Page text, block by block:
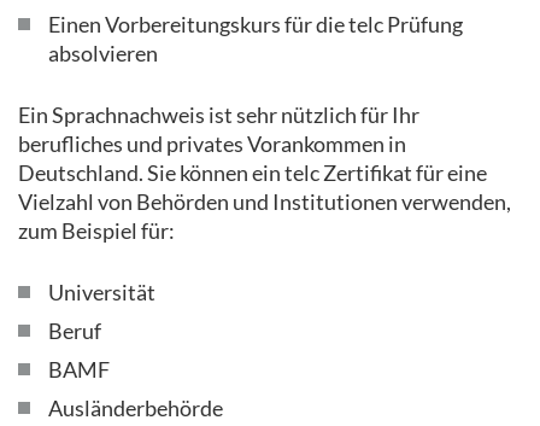
Einen Vorbereitungskurs für die telc Prüfung
absolvieren
Ein Sprachnachweis ist sehr nützlich für Ihr
berufliches und privates Vorankommen in
Deutschland. Sie können ein telc Zertifikat für eine
Vielzahl von Behörden und Institutionen verwenden,
zum Beispiel für:
Universität
Beruf
BAMF
Ausländerbehörde